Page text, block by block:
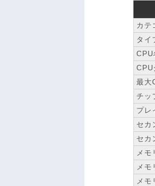
カテ
タイ
CPU
CPU
最大
チッ
プレ
セカ
セカ
メモ
メモ
メモ